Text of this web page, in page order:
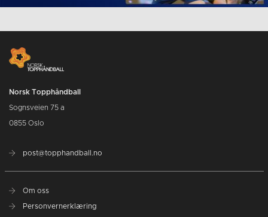
Norsk Topphåndball
Sognsveien 75 a
0855 Oslo
post@topphandball.no
Om oss
Personvernerklæring